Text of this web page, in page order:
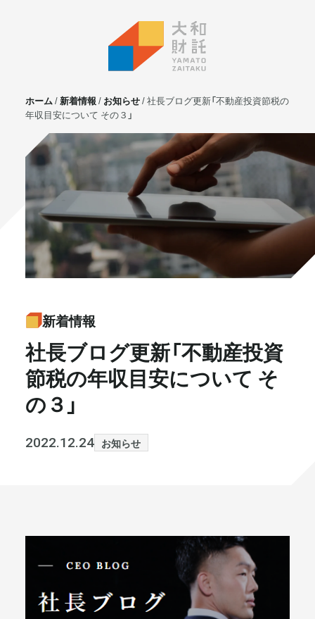
サービス
不動産投資
⼟地活⽤
マンション管理
賃貸管理
実需用戸建・マンション
ホテル事業
書籍・メディア
セミナー
大和財託の意志
社⻑ブログ
お知らせ
採⽤情報
まずは無料で相談
ホーム 新着情報 お知らせ 社長ブログ更新「不動産投資節税の
年収目安について その３」
新着情報
社長ブログ更新「不動産投資
節税の年収目安について そ
の３」
2022.12.24 お知らせ